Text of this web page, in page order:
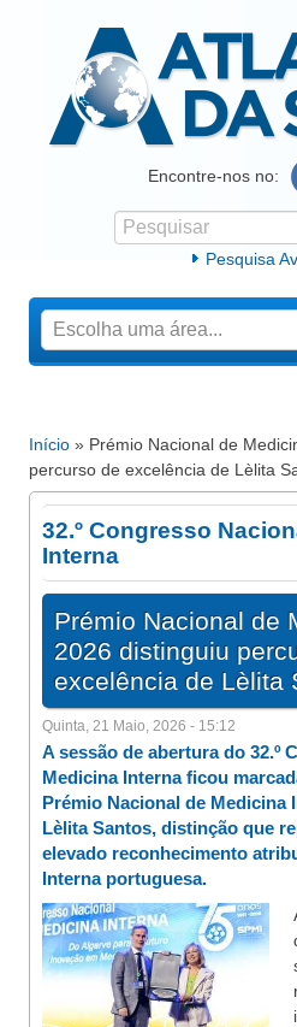
Atlas da SaúdeEncontre-nos no:
Formulário de procura
Pesquisar
Pesquisa
Está aqui
Início » Prémio Nacional de
percurso de excelência de Lèlita
32.º Congresso
Interna
Prémio Nacional de
2026 distinguiu
excelência de Lèlita
Quinta, 21 Maio, 2026 - 15:12
A sessão de abertura do 32.º
Medicina Interna ficou
Prémio Nacional de Medicina
Lèlita Santos, distinção que
elevado reconhecimento
Interna portuguesa.